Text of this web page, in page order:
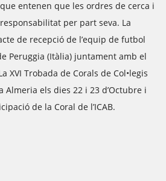
entenen que les ordres de cerca i
per part seva. La
de recepció de l’equip de futbol
Peruggia (Itàlia) juntament amb el
XVI Trobada de Corals de Col•legis
Almeria els dies 22 i 23 d’Octubre i
de la Coral de l’ICAB.